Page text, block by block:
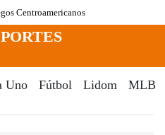
Centroamericanos
Uno Fútbol Lidom MLB